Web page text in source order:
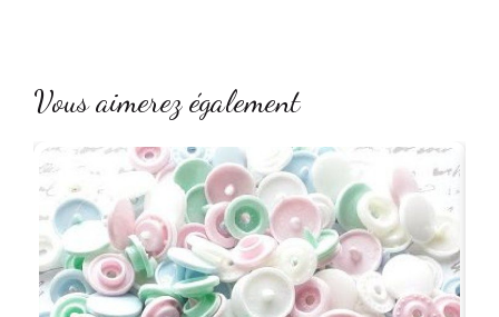
Vous aimerez également